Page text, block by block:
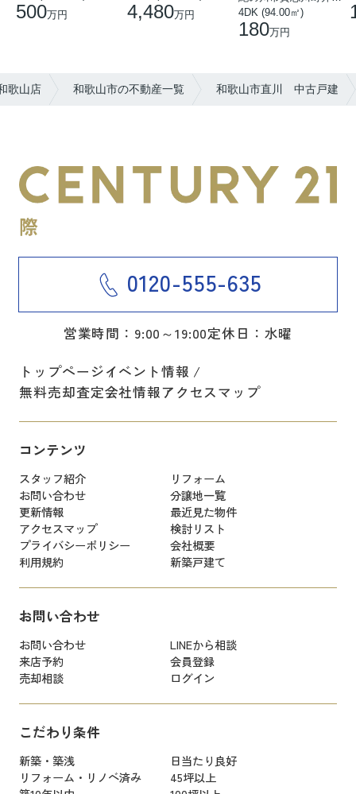
500万円 4,480万円
4DK (94.00㎡)
180万円
歌山店 和歌山市の不動産一覧 和歌山市直川 中古戸建
0120-555-635
営業時間：9:00～19:00定休日：水曜
トップページイベント情報
無料売却査定会社情報アクセスマップ
コンテンツ
スタッフ紹介
リフォーム
お問い合わせ
分譲地一覧
更新情報
最近見た物件
アクセスマップ
検討リスト
プライバシーポリシー
会社概要
利用規約
新築戸建て
お問い合わせ
お問い合わせ
LINEから相談
来店予約
会員登録
売却相談
ログイン
こだわり条件
新築・築浅
日当たり良好
リフォーム・リノベ済み
45坪以上